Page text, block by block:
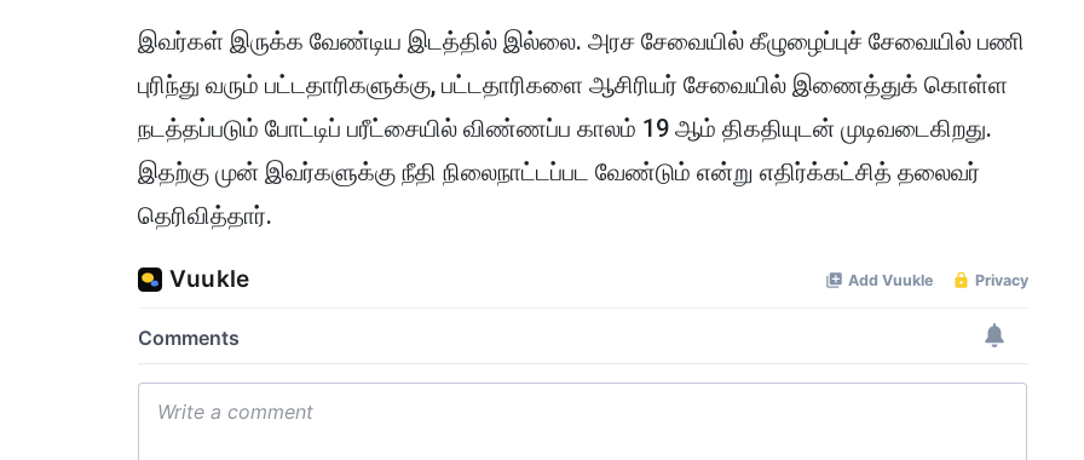
இவர்கள் இருக்க வேண்டிய இடத்தில் இல்லை. அரச சேவையில் கீழுழைப்புச் சேவையில் பணி
புரிந்து வரும் பட்டதாரிகளுக்கு, பட்டதாரிகளை ஆசிரியர் சேவையில் இணைத்துக் கொள்ள
நடத்தப்படும் போட்டிப் பரீட்சையில் விண்ணப்ப காலம் 19 ஆம் திகதியுடன் முடிவடைகிறது.
இதற்கு முன் இவர்களுக்கு நீதி நிலைநாட்டப்பட வேண்டும் என்று எதிர்க்கட்சித் தலைவர்
தெரிவித்தார்.